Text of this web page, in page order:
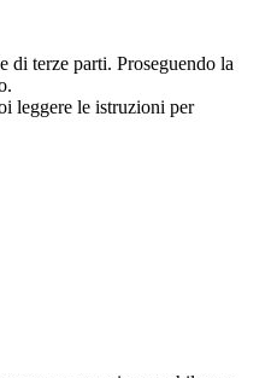
di terze parti. Proseguendo la
leggere le istruzioni per